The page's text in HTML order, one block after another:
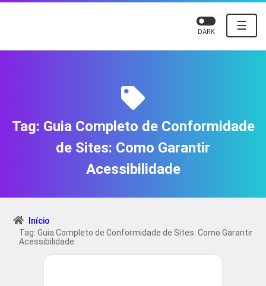
☰
DARK
Tag: Guia Completo de Conformidade
de Sites: Como Garantir
Acessibilidade
Início
Tag: Guia Completo de Conformidade de Sites: Como Garantir
Acessibilidade